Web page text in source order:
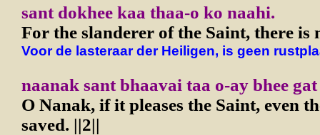
sant dokhee kaa thaa-o ko naahi.
For the slanderer of the Saint, there is
Voor de lasteraar der Heiligen, is geen
naanak sant bhaavai taa o-ay bhee
O Nanak, if it pleases the Saint, even
saved. ||2||